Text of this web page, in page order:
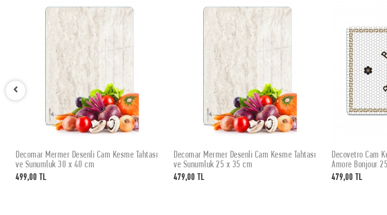
SEPETE EKLE
Decomar Mermer Desenli Cam Kesme Tahtası
ve Sunumluk 30 x 40 cm
499,00 TL
SEPETE EKLE
Decomar Mermer Desenli Cam Kesme Tahtası
ve Sunumluk 25 x 35 cm
479,00 TL
Decovetro Cam
Amore Bonjour
479,00 TL